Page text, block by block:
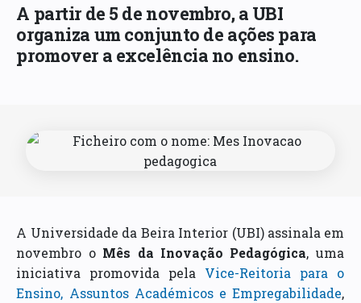
A partir de 5 de novembro, a UBI
organiza um conjunto de ações para
promover a excelência no ensino.
A Universidade da Beira Interior (UBI) assinala em
novembro o Mês da Inovação Pedagógica, uma
iniciativa promovida pela Vice-Reitoria para o
Ensino, Assuntos Académicos e Empregabilidade,